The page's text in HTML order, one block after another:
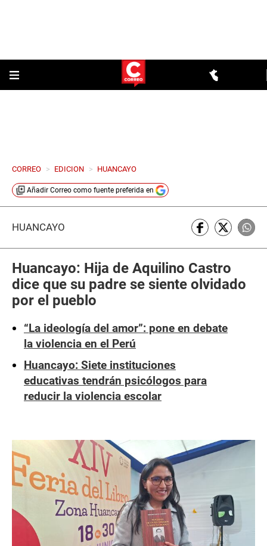
CORREO > EDICION > HUANCAYO
Añadir Correo como fuente preferida en
HUANCAYO
Huancayo: Hija de Aquilino Castro
dice que su padre se siente olvidado
por el pueblo
“La ideología del amor”: pone en debate
la violencia en el Perú
Huancayo: Siete instituciones
educativas tendrán psicólogos para
reducir la violencia escolar